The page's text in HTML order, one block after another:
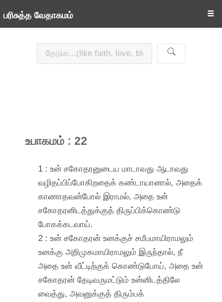
பரிசுத்த வேதாகமம் ☰
உபாகமம் : 22
1 : உன் சகோதரனுடைய மாடாவது ஆடாவது
வழிதப்பிப்போகிறதைக் கண்டாயானால், அதைக்
காணாதவன்போல் இராமல், அதை உன்
சகோதரனிடத்துக்குத் திருப்பிக்கொண்டு
போகக்கடவாய்.
2 : உன் சகோதரன் உனக்குச் சமீபமாயிராமலும்
உனக்கு அறிமுகமாயிராமலும் இருந்தால், நீ
அதை உன் வீட்டிற்குக் கொண்டுபோய், அதை உன்
சகோதரன் தேடிவருமட்டும் உன்னிடத்திலே
வைத்து, அவனுக்குத் திரும்பக்